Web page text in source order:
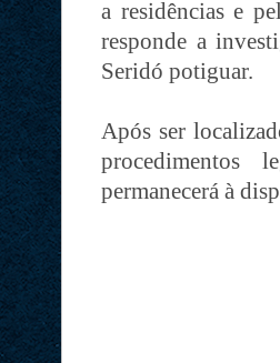
a residências e
responde a
Seridó potiguar.
Após ser
procedimentos
permanecerá à